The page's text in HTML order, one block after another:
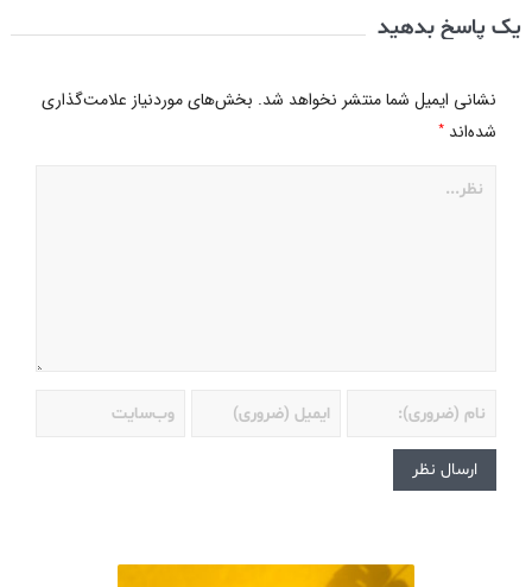
یک پاسخ بدهید
نشانی ایمیل شما منتشر نخواهد شد. بخش‌های موردنیاز علامت‌گذاری
شده‌اند *